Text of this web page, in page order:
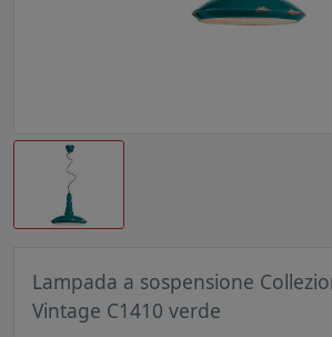
Lampada a sospensione
Vintage C1410 verde